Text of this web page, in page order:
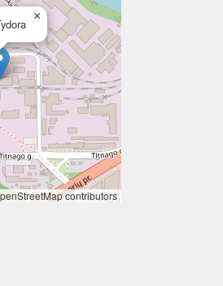
×
contributors